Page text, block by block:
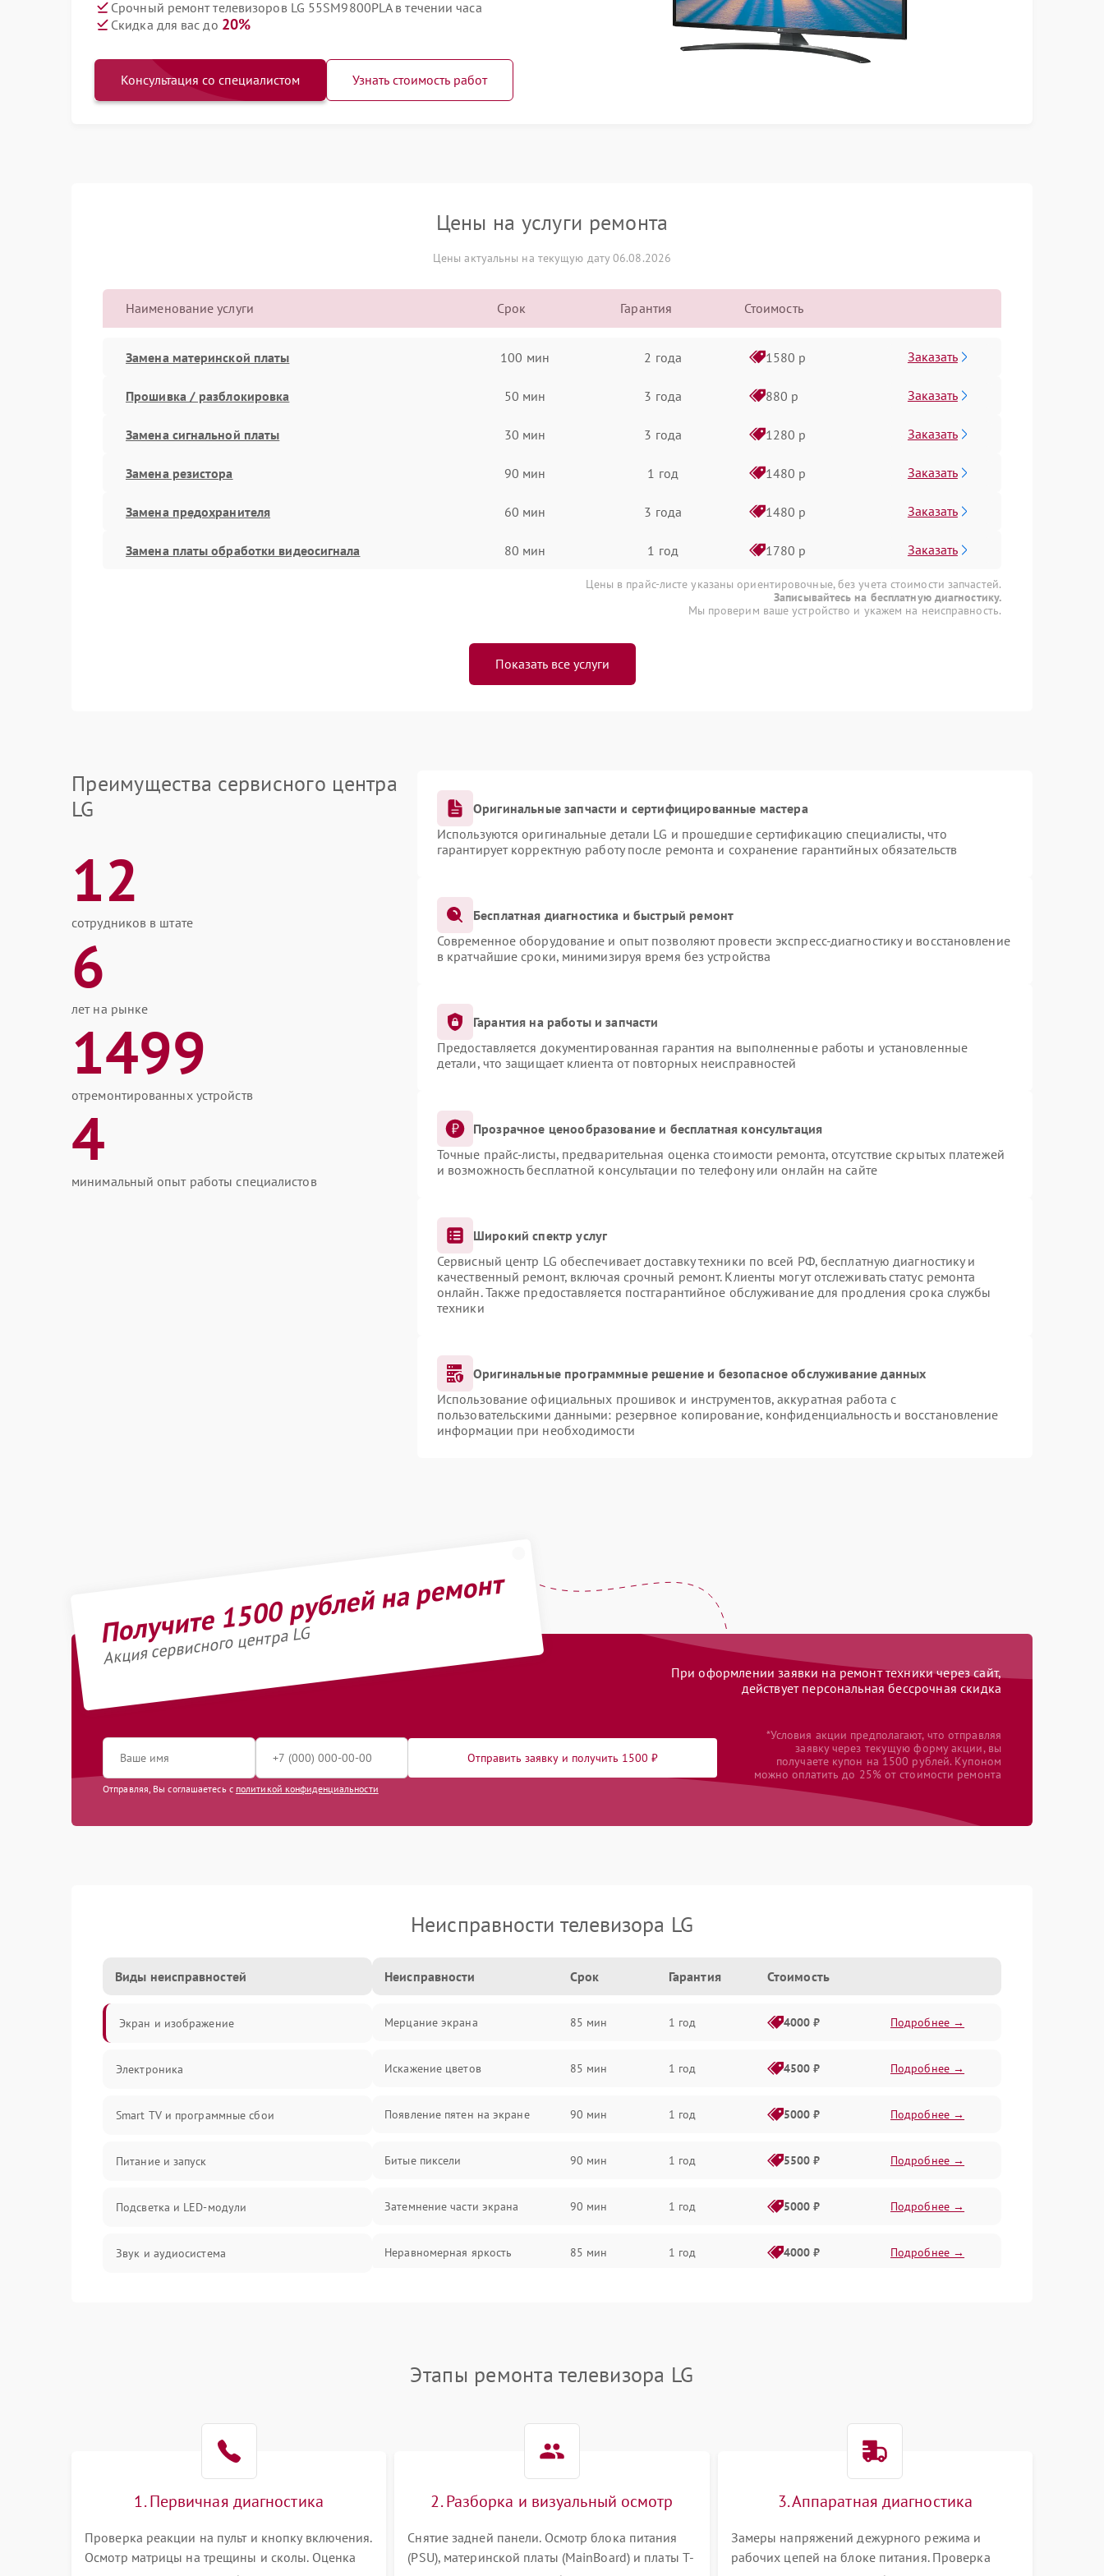
Срочный ремонт телевизоров LG 55SM9800PLA в течении часа
Скидка для вас до 20%
Консультация со специалистом Узнать стоимость работ
Цены на услуги ремонта
Цены актуальны на текущую дату 06.08.2026
Наименование услуги Срок Гарантия Стоимость
Замена материнской платы 100 мин 2 года 1580 р Заказать
Прошивка / разблокировка 50 мин 3 года 880 р Заказать
Замена сигнальной платы 30 мин 3 года 1280 р Заказать
Замена резистора 90 мин 1 год 1480 р Заказать
Замена предохранителя 60 мин 3 года 1480 р Заказать
Замена платы обработки видеосигнала 80 мин 1 год 1780 р Заказать
Цены в прайс-листе указаны ориентировочные, без учета стоимости запчастей.
Записывайтесь на бесплатную диагностику.
Мы проверим ваше устройство и укажем на неисправность.
Показать все услуги
Преимущества сервисного центра
LG
12
сотрудников в штате
6
лет на рынке
1499
отремонтированных устройств
4
минимальный опыт работы специалистов
Оригинальные запчасти и сертифицированные мастера
Используются оригинальные детали LG и прошедшие сертификацию специалисты, что
гарантирует корректную работу после ремонта и сохранение гарантийных обязательств
Бесплатная диагностика и быстрый ремонт
Современное оборудование и опыт позволяют провести экспресс-диагностику и восстановление
в кратчайшие сроки, минимизируя время без устройства
Гарантия на работы и запчасти
Предоставляется документированная гарантия на выполненные работы и установленные
детали, что защищает клиента от повторных неисправностей
Прозрачное ценообразование и бесплатная консультация
Точные прайс-листы, предварительная оценка стоимости ремонта, отсутствие скрытых платежей
и возможность бесплатной консультации по телефону или онлайн на сайте
Широкий спектр услуг
Сервисный центр LG обеспечивает доставку техники по всей РФ, бесплатную диагностику и
качественный ремонт, включая срочный ремонт. Клиенты могут отслеживать статус ремонта
онлайн. Также предоставляется постгарантийное обслуживание для продления срока службы
техники
Оригинальные программные решение и безопасное обслуживание данных
Использование официальных прошивок и инструментов, аккуратная работа с
пользовательскими данными: резервное копирование, конфиденциальность и восстановление
информации при необходимости
Получите 1500 рублей на ремонт
Акция сервисного центра LG
При оформлении заявки на ремонт техники через сайт,
действует персональная бессрочная скидка
Отправить заявку и получить 1500 ₽
Отправляя, Вы соглашаетесь с политикой конфиденциальности
*Условия акции предполагают, что отправляя
заявку через текущую форму акции, вы
получаете купон на 1500 рублей. Купоном
можно оплатить до 25% от стоимости ремонта
Неисправности телевизора LG
Виды неисправностей
Экран и изображение
Электроника
Smart TV и программные сбои
Питание и запуск
Подсветка и LED-модули
Звук и аудиосистема
Программное обеспечение
Корпус и механика
Неисправности Срок Гарантия Стоимость
Мерцание экрана 85 мин 1 год 4000 ₽ Подробнее →
Искажение цветов 85 мин 1 год 4500 ₽ Подробнее →
Появление пятен на экране 90 мин 1 год 5000 ₽ Подробнее →
Битые пиксели 90 мин 1 год 5500 ₽ Подробнее →
Затемнение части экрана 90 мин 1 год 5000 ₽ Подробнее →
Неравномерная яркость 85 мин 1 год 4000 ₽ Подробнее →
Этапы ремонта телевизора LG
1. Первичная диагностика
Проверка реакции на пульт и кнопку включения.
Осмотр матрицы на трещины и сколы. Оценка
2. Разборка и визуальный осмотр
Снятие задней панели. Осмотр блока питания
(PSU), материнской платы (MainBoard) и платы T-
3. Аппаратная диагностика
Замеры напряжений дежурного режима и
рабочих цепей на блоке питания. Проверка